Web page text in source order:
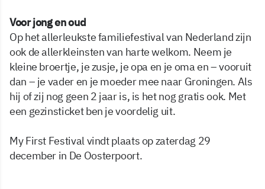
Voor jong en oud
Op het allerleukste familiefestival van Nederland zijn
ook de allerkleinsten van harte welkom. Neem je
kleine broertje, je zusje, je opa en je oma en – vooruit
dan – je vader en je moeder mee naar Groningen. Als
hij of zij nog geen 2 jaar is, is het nog gratis ook. Met
een gezinsticket ben je voordelig uit.
My First Festival vindt plaats op zaterdag 29
december in De Oosterpoort.​​​​